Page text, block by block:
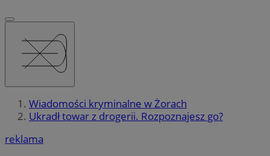
Wiadomości kryminalne w Żorach
Ukradł towar z drogerii. Rozpoznajesz go?
reklama